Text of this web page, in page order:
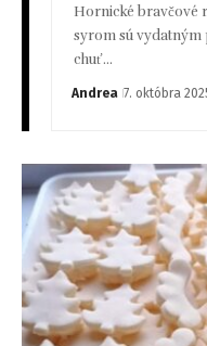
Hornické bravčové
syrom sú
chuť…
Andrea 7. októbra